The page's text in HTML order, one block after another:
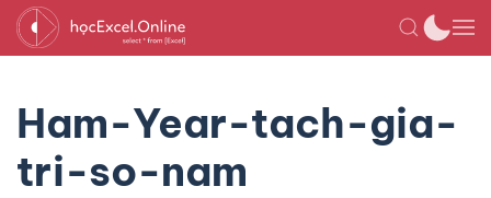
Ham-Year-tach-gia-
tri-so-nam